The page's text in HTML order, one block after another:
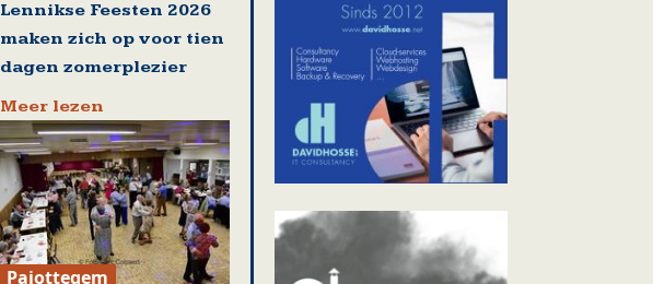
Lennikse Feesten 2026
maken zich op voor tien
dagen zomerplezier
Meer lezen
Pajottegem